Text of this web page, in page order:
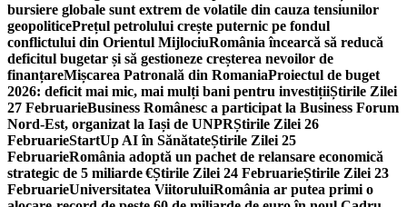
bursiere globale sunt extrem de volatile din cauza tensiunilor
geopoliticePrețul petrolului crește puternic pe fondul
conflictului din Orientul MijlociuRomânia încearcă să reducă
deficitul bugetar și să gestioneze creșterea nevoilor de
finanțareMișcarea Patronală din RomaniaProiectul de buget
2026: deficit mai mic, mai mulți bani pentru investițiiȘtirile Zilei
27 FebruarieBusiness Românesc a participat la Business Forum
Nord-Est, organizat la Iași de UNPRȘtirile Zilei 26
FebruarieStartUp AI în SănătateȘtirile Zilei 25
FebruarieRomânia adoptă un pachet de relansare economică
strategic de 5 miliarde €Știrile Zilei 24 FebruarieȘtirile Zilei 23
FebruarieUniversitatea ViitoruluiRomânia ar putea primi o